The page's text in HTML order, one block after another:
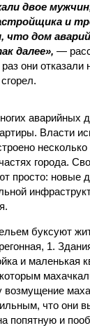
двое
и
что дом
далее», —
они отказали
аварийных
Власти
города.
просто: новые
буксуют
1.
и маленькая
возмущение
что они
попятную и